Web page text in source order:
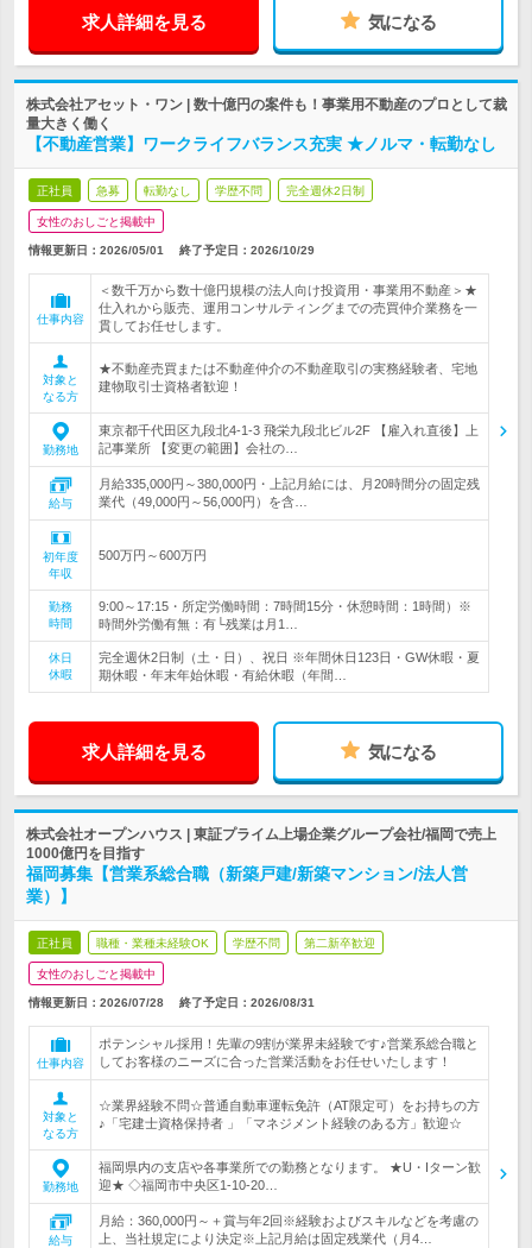
求人詳細を見る 気になる
株式会社アセット・ワン | 数十億円の案件も！事業用不動産のプロとして裁
量大きく働く
【不動産営業】ワークライフバランス充実 ★ノルマ・転勤なし
正社員 急募 転勤なし 学歴不問 完全週休2日制
女性のおしごと掲載中
情報更新日：2026/05/01 終了予定日： 2026/10/29
仕事内容
＜数千万から数十億円規模の法人向け投資用・事業用不動産＞★
仕入れから販売、運用コンサルティングまでの売買仲介業務を一
貫してお任せします。
対象と
なる方
★不動産売買または不動産仲介の不動産取引の実務経験者、宅地
建物取引士資格者歓迎！
勤務地
東京都千代田区九段北4-1-3 飛栄九段北ビル2F 【雇入れ直後】上
記事業所 【変更の範囲】会社の…
給与
月給335,000円～380,000円・上記月給には、月20時間分の固定残
業代（49,000円～56,000円）を含…
初年度
年収
500万円～600万円
勤務
時間
9:00～17:15・所定労働時間：7時間15分・休憩時間：1時間）※
時間外労働有無：有└残業は月1…
休日
休暇
完全週休2日制（土・日）、祝日 ※年間休日123日・GW休暇・夏
期休暇・年末年始休暇・有給休暇（年間…
求人詳細を見る 気になる
株式会社オープンハウス | 東証プライム上場企業グループ会社/福岡で売上
1000億円を目指す
福岡募集【営業系総合職（新築戸建/新築マンション/法人営
業）】
正社員 職種・業種未経験OK 学歴不問 第二新卒歓迎
女性のおしごと掲載中
情報更新日：2026/07/28 終了予定日： 2026/08/31
仕事内容
ポテンシャル採用！先輩の9割が業界未経験です♪営業系総合職と
してお客様のニーズに合った営業活動をお任せいたします！
対象と
なる方
☆業界経験不問☆普通自動車運転免許（AT限定可）をお持ちの方
♪「宅建士資格保持者 」「マネジメント経験のある方」歓迎☆
勤務地
福岡県内の支店や各事業所での勤務となります。 ★U・Iターン歓
迎★ ◇福岡市中央区1-10-20…
給与
月給：360,000円～＋賞与年2回※経験およびスキルなどを考慮の
上、当社規定により決定※上記月給は固定残業代（月4…